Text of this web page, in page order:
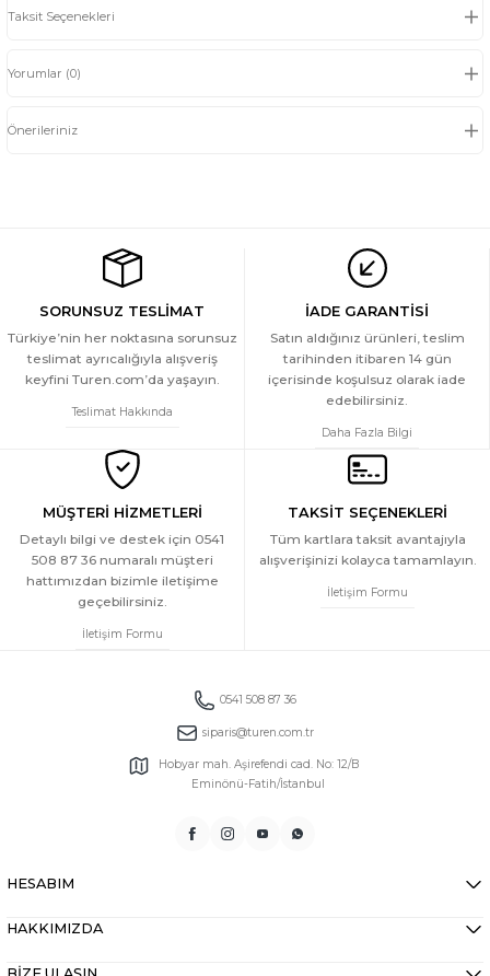
Taksit Seçenekleri
Yorumlar (0)
Önerileriniz
SORUNSUZ TESLİMAT
Türkiye’nin her noktasına sorunsuz
teslimat ayrıcalığıyla alışveriş
keyfini Turen.com’da yaşayın.
Teslimat Hakkında
İADE GARANTİSİ
Satın aldığınız ürünleri, teslim
tarihinden itibaren 14 gün
içerisinde koşulsuz olarak iade
edebilirsiniz.
Daha Fazla Bilgi
MÜŞTERİ HİZMETLERİ
Detaylı bilgi ve destek için 0541
508 87 36 numaralı müşteri
hattımızdan bizimle iletişime
geçebilirsiniz.
İletişim Formu
TAKSİT SEÇENEKLERİ
Tüm kartlara taksit avantajıyla
alışverişinizi kolayca tamamlayın.
İletişim Formu
0541 508 87 36
siparis@turen.com.tr
Hobyar mah. Aşirefendi cad. No: 12/B
Eminönü-Fatih/İstanbul
HESABIM
HAKKIMIZDA